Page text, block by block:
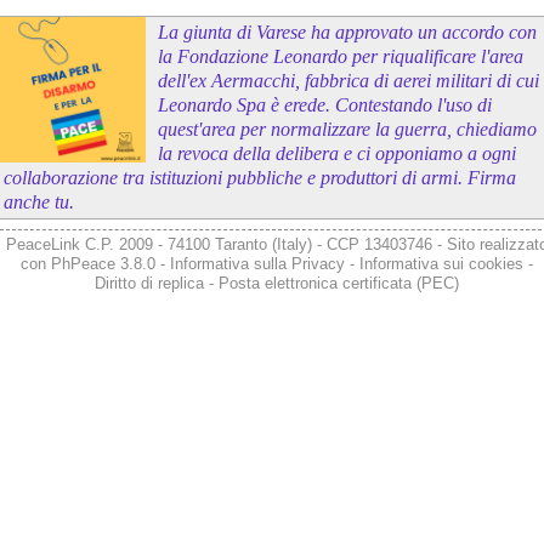
La giunta di Varese ha approvato un accordo con
la Fondazione Leonardo per riqualificare l'area
dell'ex Aermacchi, fabbrica di aerei militari di cui
Leonardo Spa è erede. Contestando l'uso di
quest'area per normalizzare la guerra, chiediamo
la revoca della delibera e ci opponiamo a ogni
collaborazione tra istituzioni pubbliche e produttori di armi. Firma
anche tu.
PeaceLink C.P. 2009 - 74100 Taranto (Italy) - CCP 13403746 - Sito
con PhPeace 3.8.0- Informativa sulla Privacy- Informativa sui cookies -
Diritto di replica- Posta elettronica certificata (PEC)